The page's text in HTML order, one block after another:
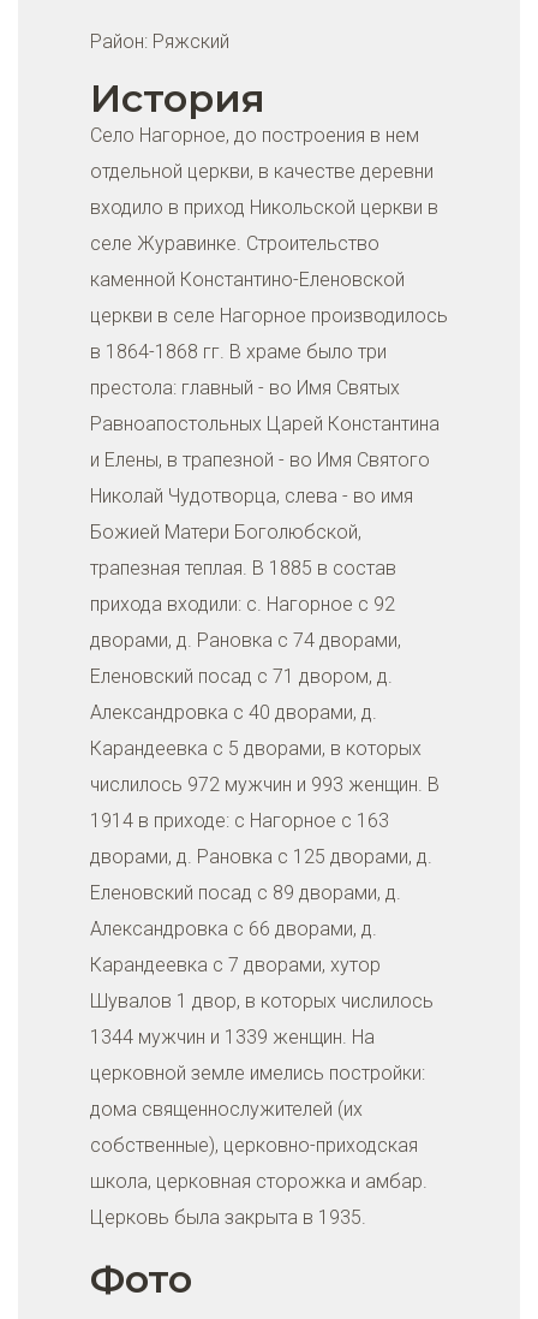
Район: Ряжский
История
Село Нагорное, до построения в нем
отдельной церкви, в качестве деревни
входило в приход Никольской церкви в
селе Журавинке. Строительство
каменной Константино-Еленовской
церкви в селе Нагорное производилось
в 1864-1868 гг. В храме было три
престола: главный - во Имя Святых
Равноапостольных Царей Константина
и Елены, в трапезной - во Имя Святого
Николай Чудотворца, слева - во имя
Божией Матери Боголюбской,
трапезная теплая. В 1885 в состав
прихода входили: с. Нагорное с 92
дворами, д. Рановка с 74 дворами,
Еленовский посад с 71 двором, д.
Александровка с 40 дворами, д.
Карандеевка с 5 дворами, в которых
числилось 972 мужчин и 993 женщин. В
1914 в приходе: с Нагорное с 163
дворами, д. Рановка с 125 дворами, д.
Еленовский посад с 89 дворами, д.
Александровка с 66 дворами, д.
Карандеевка с 7 дворами, хутор
Шувалов 1 двор, в которых числилось
1344 мужчин и 1339 женщин. На
церковной земле имелись постройки:
дома священнослужителей (их
собственные), церковно-приходская
школа, церковная сторожка и амбар.
Церковь была закрыта в 1935.
Фото